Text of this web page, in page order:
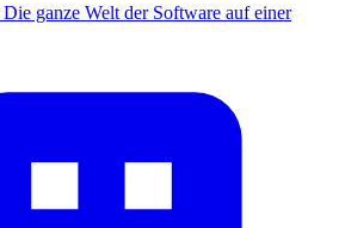
Die ganze Welt der Software auf einer